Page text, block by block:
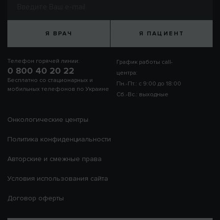
Я ВРАЧ Я ПАЦИЕНТ
Телефон горячей линии:
0 800 40 20 22
Бесплатно со стационарных и
мобильных телефонов по Украине
График работы call-
центра:
Пн.-Пт.: с 9:00 до 18:00
Сб.-Вс.: выходные
Онкологические центры
Политика конфиденциальности
Авторские и смежные права
Условия использования сайта
Договор оферты